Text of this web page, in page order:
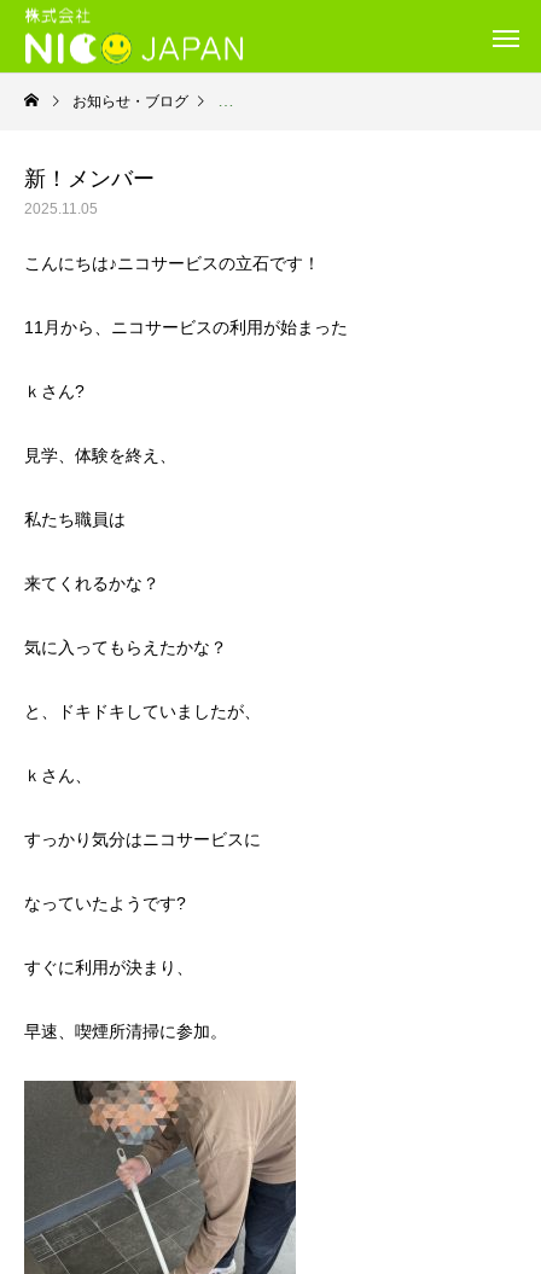
お知らせ・ブログ 就労継続支援B型・ニコサービス
新！メンバー
2025.11.05
こんにちは♪ニコサービスの立石です！
11月から、ニコサービスの利用が始まった
ｋさん?
見学、体験を終え、
私たち職員は
来てくれるかな？
気に入ってもらえたかな？
と、ドキドキしていましたが、
ｋさん、
すっかり気分はニコサービスに
なっていたようです?
すぐに利用が決まり、
早速、喫煙所清掃に参加。